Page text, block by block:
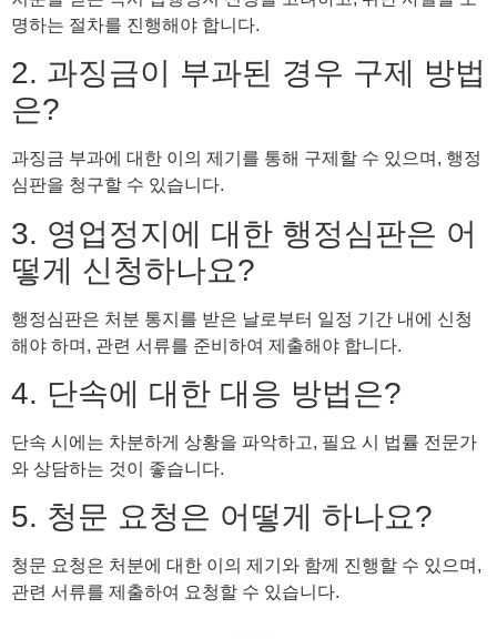
명하는 절차를 진행해야 합니다.
2. 과징금이 부과된 경우 구제 방법
은?
과징금 부과에 대한 이의 제기를 통해 구제할 수 있으며, 행정
심판을 청구할 수 있습니다.
3. 영업정지에 대한 행정심판은 어
떻게 신청하나요?
행정심판은 처분 통지를 받은 날로부터 일정 기간 내에 신청
해야 하며, 관련 서류를 준비하여 제출해야 합니다.
4. 단속에 대한 대응 방법은?
단속 시에는 차분하게 상황을 파악하고, 필요 시 법률 전문가
와 상담하는 것이 좋습니다.
5. 청문 요청은 어떻게 하나요?
청문 요청은 처분에 대한 이의 제기와 함께 진행할 수 있으며,
관련 서류를 제출하여 요청할 수 있습니다.